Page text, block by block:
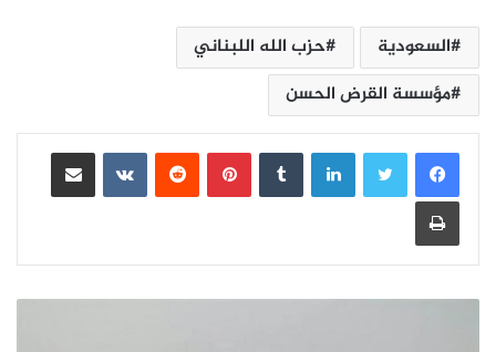
السعودية
حزب الله اللبناني
مؤسسة القرض الحسن
لينكدإن بينتيريست
مشاركة عبر البريد
طباعة